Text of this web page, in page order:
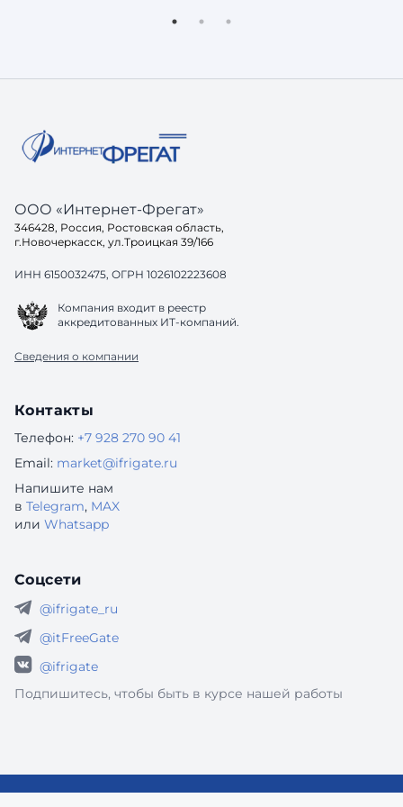
в свой ответ. Потому что её задача не
вопрос: а готов ли ваш са
до
ООО «Интернет-Фрегат»
346428, Россия, Ростовская область,
г.Новочеркасск, ул.Троицкая 39/166
ИНН 6150032475, ОГРН 1026102223608
Компания входит в реестр
аккредитованных ИТ-компаний.
Сведения о компании
Контакты
Телефон: +7 928 270 90 41
Email: market@ifrigate.ru
Напишите нам
в Telegram, MAX
или Whatsapp
Соцсети
@ifrigate_ru
@itFreeGate
@ifrigate
Подпишитесь, чтобы быть в курсе нашей работы